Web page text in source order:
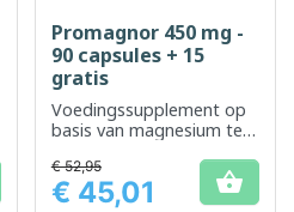
Promagnor 450 mg -
90 capsules + 15
gratis
Voedingssupplement op
basis van magnesium ter
vermoeidheid en
ondersteuning van de
Prijs
€ 52,95
€ 45,01 